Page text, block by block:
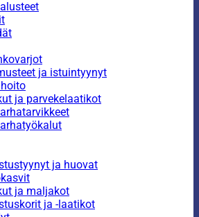
ja istuintyynyt
ja parvekelaatikot
ja huovat
ja maljakot
ja -laatikot